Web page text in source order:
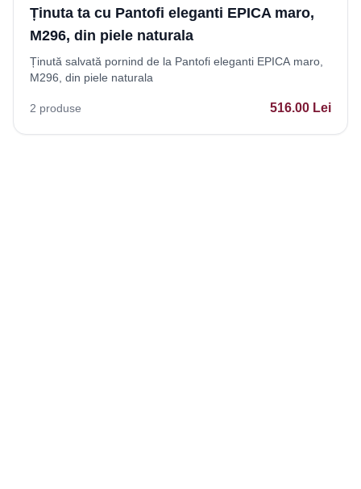
Ținuta ta cu Pantofi eleganti EPICA maro,
M296, din piele naturala
Ținută salvată pornind de la Pantofi eleganti EPICA maro,
M296, din piele naturala
2 produse 516.00 Lei